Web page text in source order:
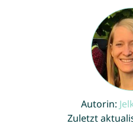
Autorin:
Zuletzt